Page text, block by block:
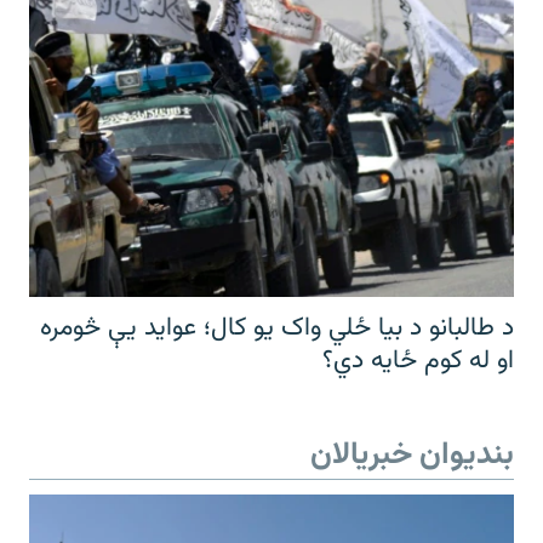
د طالبانو د بیا ځلي واک یو کال؛ عواید یې څومره
او له کوم ځایه دي؟
بندیوان خبریالان